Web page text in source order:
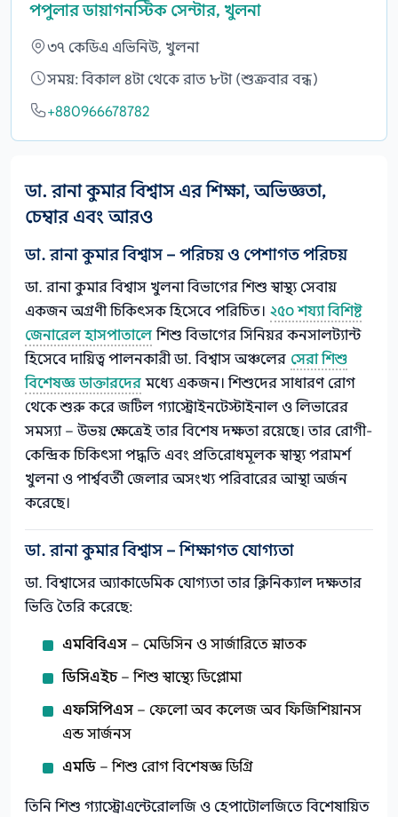
পপুলার ডায়াগনস্টিক সেন্টার, খুলনা
৩৭ কেডিএ এভিনিউ, খুলনা
সময়: বিকাল ৪টা থেকে রাত ৮টা (শুক্রবার বন্ধ)
+880966678782
ডা. রানা কুমার বিশ্বাস এর শিক্ষা, অভিজ্ঞতা,
চেম্বার এবং আরও
ডা. রানা কুমার বিশ্বাস – পরিচয় ও পেশাগত পরিচয়
ডা. রানা কুমার বিশ্বাস খুলনা বিভাগের শিশু স্বাস্থ্য সেবায়
একজন অগ্রণী চিকিৎসক হিসেবে পরিচিত। ২৫০ শয্যা বিশিষ্ট
জেনারেল হাসপাতালে শিশু বিভাগের সিনিয়র কনসালট্যান্ট
হিসেবে দায়িত্ব পালনকারী ডা. বিশ্বাস অঞ্চলের সেরা শিশু
বিশেষজ্ঞ ডাক্তারদের মধ্যে একজন। শিশুদের সাধারণ রোগ
থেকে শুরু করে জটিল গ্যাস্ট্রোইনটেস্টাইনাল ও লিভারের
সমস্যা – উভয় ক্ষেত্রেই তার বিশেষ দক্ষতা রয়েছে। তার রোগী-
কেন্দ্রিক চিকিৎসা পদ্ধতি এবং প্রতিরোধমূলক স্বাস্থ্য পরামর্শ
খুলনা ও পার্শ্ববর্তী জেলার অসংখ্য পরিবারের আস্থা অর্জন
করেছে।
ডা. রানা কুমার বিশ্বাস – শিক্ষাগত যোগ্যতা
ডা. বিশ্বাসের অ্যাকাডেমিক যোগ্যতা তার ক্লিনিক্যাল দক্ষতার
ভিত্তি তৈরি করেছে:
এমবিবিএস – মেডিসিন ও সার্জারিতে স্নাতক
ডিসিএইচ– শিশু স্বাস্থ্যে ডিপ্লোমা
এফসিপিএস – ফেলো অব কলেজ অব ফিজিশিয়ানস
এন্ড সার্জনস
এমডি – শিশু রোগ বিশেষজ্ঞ ডিগ্রি
তিনি শিশু গ্যাস্ট্রোএন্টেরোলজি ও হেপাটোলজিতে বিশেষায়িত